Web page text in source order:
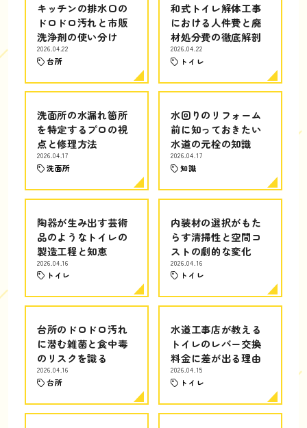
キッチンの排水口の
ドロドロ汚れと市販
洗浄剤の使い分け
2026.04.22
台所
和式トイレ解体工事
における人件費と廃
材処分費の徹底解剖
2026.04.22
トイレ
洗面所の水漏れ箇所
を特定するプロの視
点と修理方法
2026.04.17
洗面所
水回りのリフォーム
前に知っておきたい
水道の元栓の知識
2026.04.17
知識
陶器が生み出す芸術
品のようなトイレの
製造工程と知恵
2026.04.16
トイレ
内装材の選択がもた
らす清掃性と空間コ
ストの劇的な変化
2026.04.16
トイレ
台所のドロドロ汚れ
に潜む雑菌と食中毒
のリスクを識る
2026.04.16
台所
水道工事店が教える
トイレのレバー交換
料金に差が出る理由
2026.04.15
トイレ